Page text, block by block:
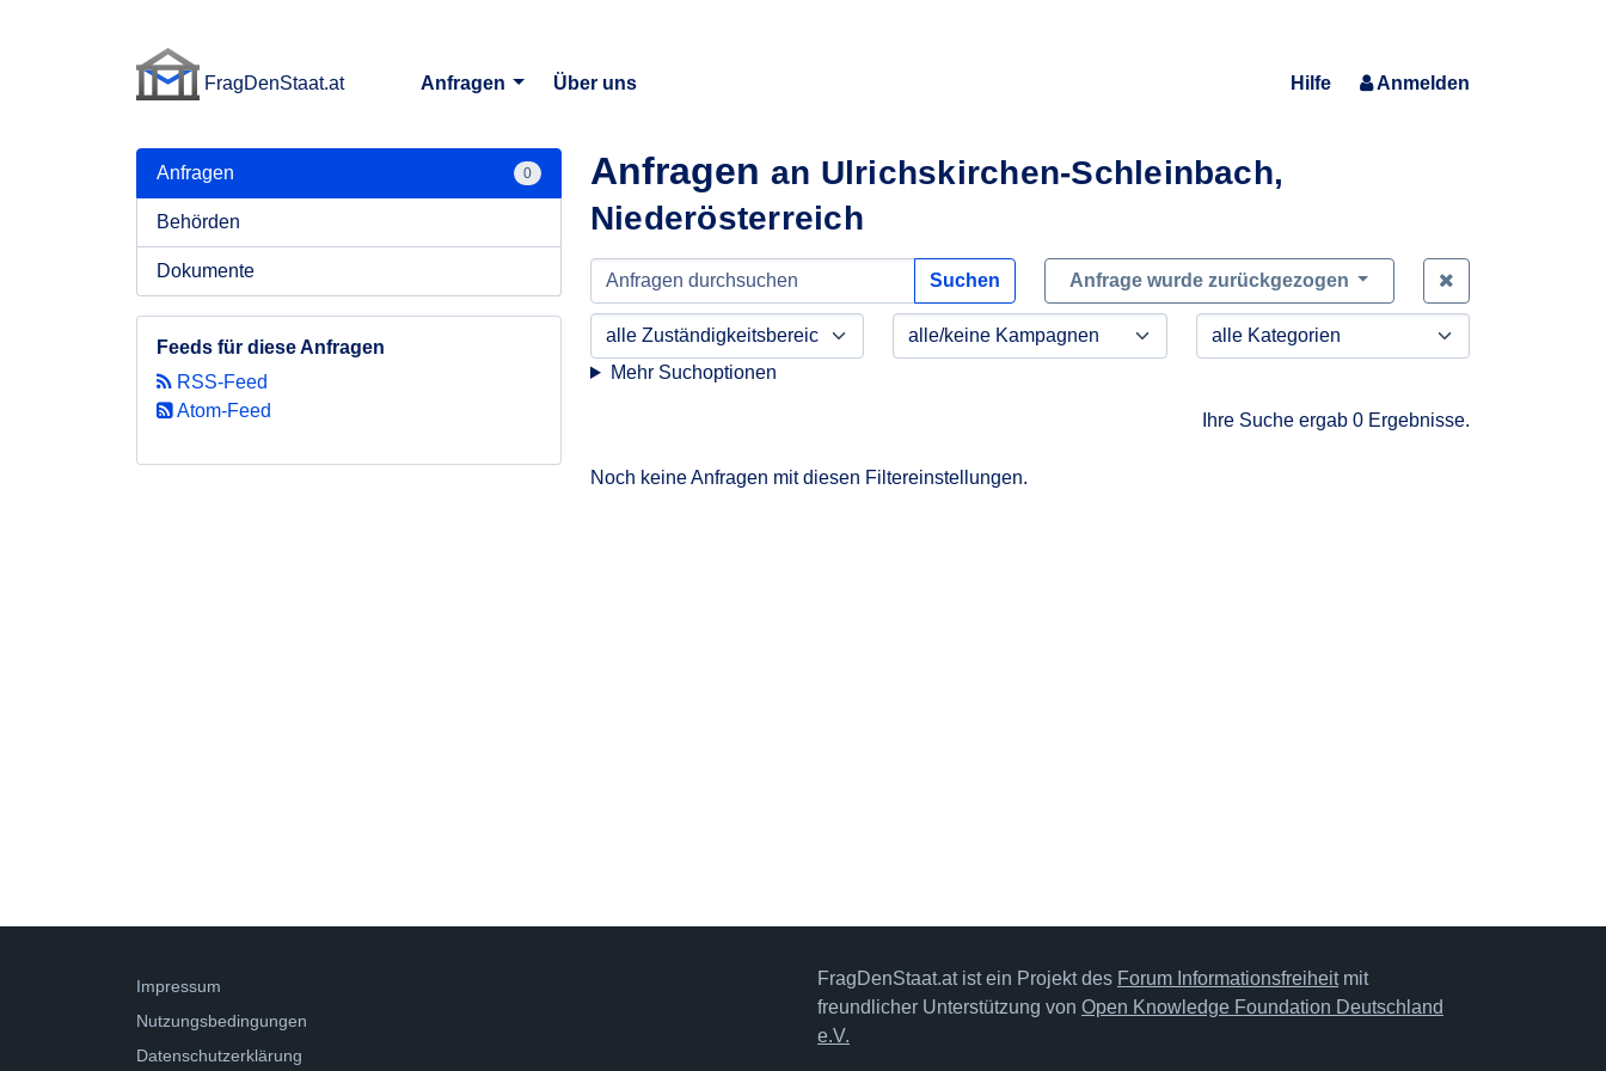
FragDenStaat.at
Anfragen
Über uns Hilfe Anmelden
Anfragen an Ulrichskirchen-Schleinbach,
Niederösterreich
Suchen Anfrage wurde zurückgezogen
Mehr Suchoptionen
Ihre Suche ergab 0 Ergebnisse.
Noch keine Anfragen mit diesen Filtereinstellungen.
Anfragen 0
Behörden
Dokumente
Feeds für diese Anfragen
RSS-Feed
Atom-Feed
Impressum
Nutzungsbedingungen
Datenschutzerklärung
FragDenStaat.at ist ein Projekt des Forum Informationsfreiheitmit
freundlicher Unterstützung von Open Knowledge Foundation Deutschland
e.V.